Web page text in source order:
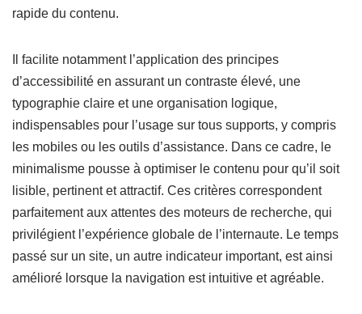
rapide du contenu.
Il facilite notamment l’application des principes
d’accessibilité en assurant un contraste élevé, une
typographie claire et une organisation logique,
indispensables pour l’usage sur tous supports, y compris
les mobiles ou les outils d’assistance. Dans ce cadre, le
minimalisme pousse à optimiser le contenu pour qu’il soit
lisible, pertinent et attractif. Ces critères correspondent
parfaitement aux attentes des moteurs de recherche, qui
privilégient l’expérience globale de l’internaute. Le temps
passé sur un site, un autre indicateur important, est ainsi
amélioré lorsque la navigation est intuitive et agréable.